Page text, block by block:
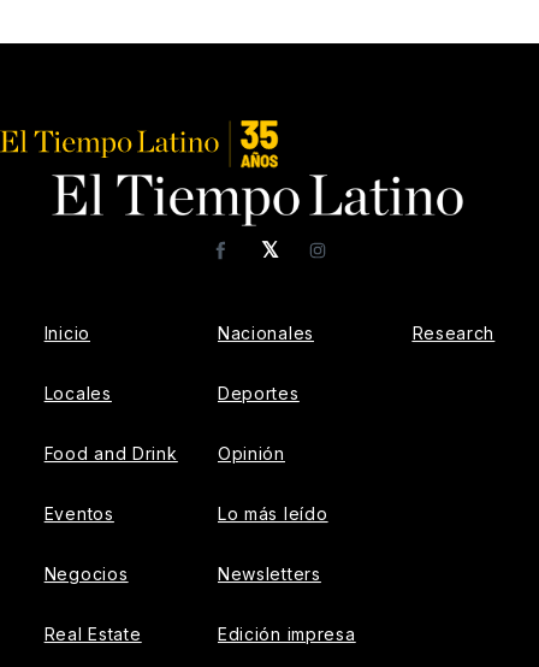
𝕏
FacebookInstagram
Inicio
Locales
Food and Drink
Eventos
Negocios
Real Estate
Nacionales
Deportes
Opinión
Lo más leído
Newsletters
Edición impresa
Research